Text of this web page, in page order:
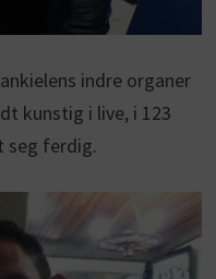
indre organer
kunstig i live, i 123
seg ferdig.